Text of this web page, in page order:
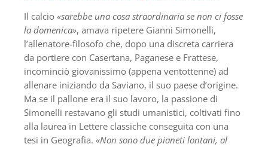
Il calcio «sarebbe una cosa straordinaria se non ci fosse
la domenica», amava ripetere Gianni Simonelli,
l’allenatore-filosofo che, dopo una discreta carriera
da portiere con Casertana, Paganese e Frattese,
incominciò giovanissimo (appena ventottenne) ad
allenare iniziando da Saviano, il suo paese d’origine.
Ma se il pallone era il suo lavoro, la passione di
Simonelli restavano gli studi umanistici, coltivati fino
alla laurea in Lettere classiche conseguita con una
tesi in Geografia. «Non sono due pianeti lontani, al